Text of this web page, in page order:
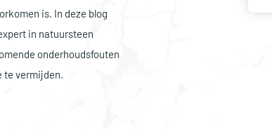
is. In deze blog
in natuursteen
onderhoudsfouten
te vermijden.